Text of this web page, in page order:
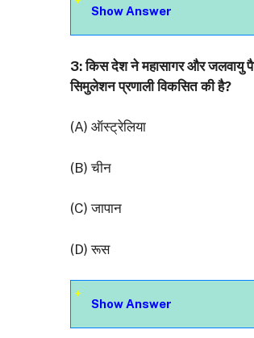
Show Answer
3: किस देश ने महासागर और जलवायु
सिमुलेशन प्रणाली विकसित की है?
(A) ऑस्ट्रेलिया
(B) चीन
(C) जापान
(D) रूस
Show Answer